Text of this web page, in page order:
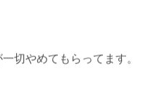
切やめてもらってます。